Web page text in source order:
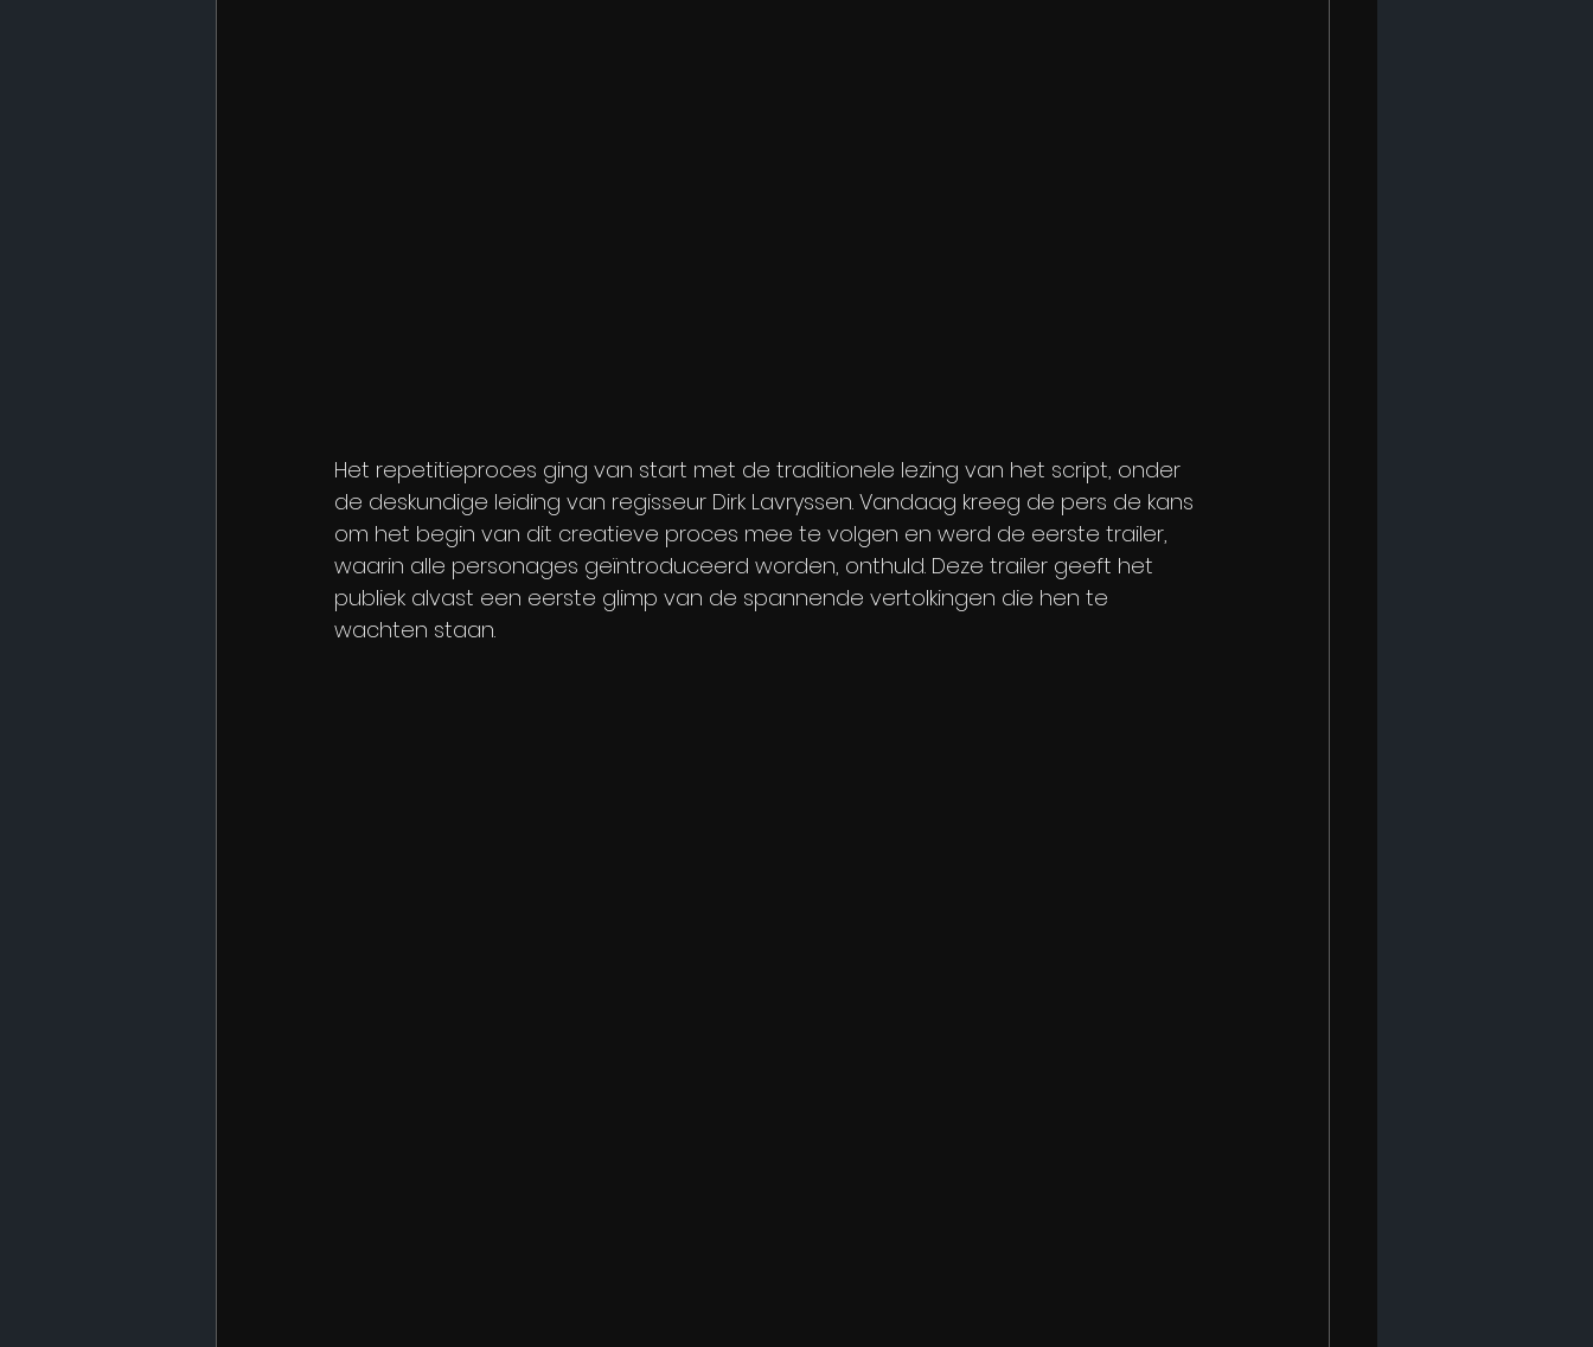
Het repetitieproces ging van start met de traditionele lezing van het script, onder
de deskundige leiding van regisseur Dirk Lavryssen. Vandaag kreeg de pers de kans
om het begin van dit creatieve proces mee te volgen en werd de eerste trailer,
waarin alle personages geïntroduceerd worden, onthuld. Deze trailer geeft het
publiek alvast een eerste glimp van de spannende vertolkingen die hen te
wachten staan.